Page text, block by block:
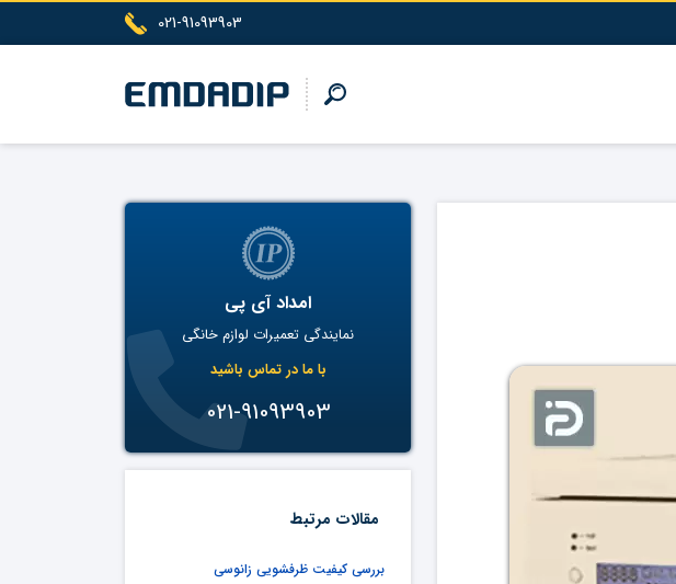
021-91093903
امداد آی پی
نمایندگی تعمیرات لوازم خانگی
با ما در تماس باشید
021-91093903
مقالات مرتبط
بررسی کیفیت ظرفشویی زانوسی